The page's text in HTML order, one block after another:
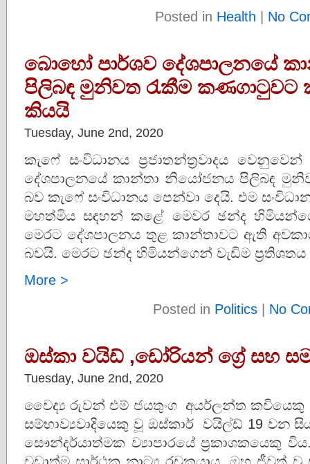
Posted in Health | No
බොහෝ පාර්ශව දේශපාලනයේ
පිලිබඳ මුනිවත රැකීම
කියයි
Tuesday, June 2nd, 2020
කැෆේ සංවිධානය ප්‍රජාතන්ත්‍රවාදය
දේශපාලනයේ කාන්තා නියෝජනය පිලිබඳ
බව කැෆේ සංවිධානය පෙන්වා දෙයි. එම
මහත්මිය සඳහන් කළේ මෙවර ඡන්ද
මෙරට දේශපාලනය තුළ කාන්තාවට ඇති
බවයි. මෙරට ඡන්ද හිමියන්ගෙන් වැඩිම
More >
Posted in Politics | No
ඔස්කා වයිඩ් ,ඩෝරියන් ග්‍රේ සහ
Tuesday, June 2nd, 2020
වෛද්‍ය රුවන් එම් ජයතුංග අයර්ලන්ත
සම්භාව්‍යවාදියෙකු වූ ඔස්කාර් වයිල්ඩ් 19 වන
සෞන්දර්යාත්මක ව්‍යාපාරයේ ප්‍රකාශකයෙකු